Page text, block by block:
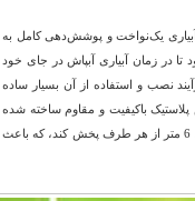
برای آبیاری یک‌نواخت و پوشش‌دهی کامل به
در زمان آبیاری آبپاش در جای خود
نصب و استفاده از آن بسیار ساده
باکیفیت و مقاوم ساخته شده
است که در برابر ضربه و شرایط مختلف آب و هوایی دوام بالایی دارد. این آبپاش قادر است آب را تا فاصله‌ی 6 متر از هر طرف پخش کند، که باعث